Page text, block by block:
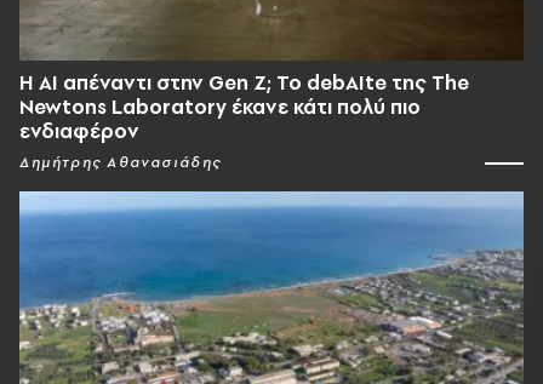
Η AI απέναντι στην Gen Z; Το debAIte της The
Newtons Laboratory έκανε κάτι πολύ πιο
ενδιαφέρον
Δημήτρης Αθανασιάδης